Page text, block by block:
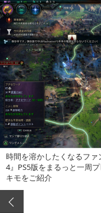
時間を溶かしたくなるフ
4』PS5版をまるっと一周
キモをご紹介